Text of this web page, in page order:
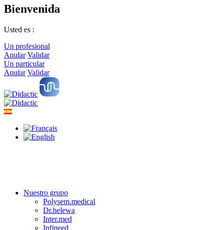
Bienvenida
Usted es :
Un profesional
Anular Validar
Un particular
Anular Validar
Nuestro grupo
Polysem.medical
Dr.helewa
Inter.med
Infineed